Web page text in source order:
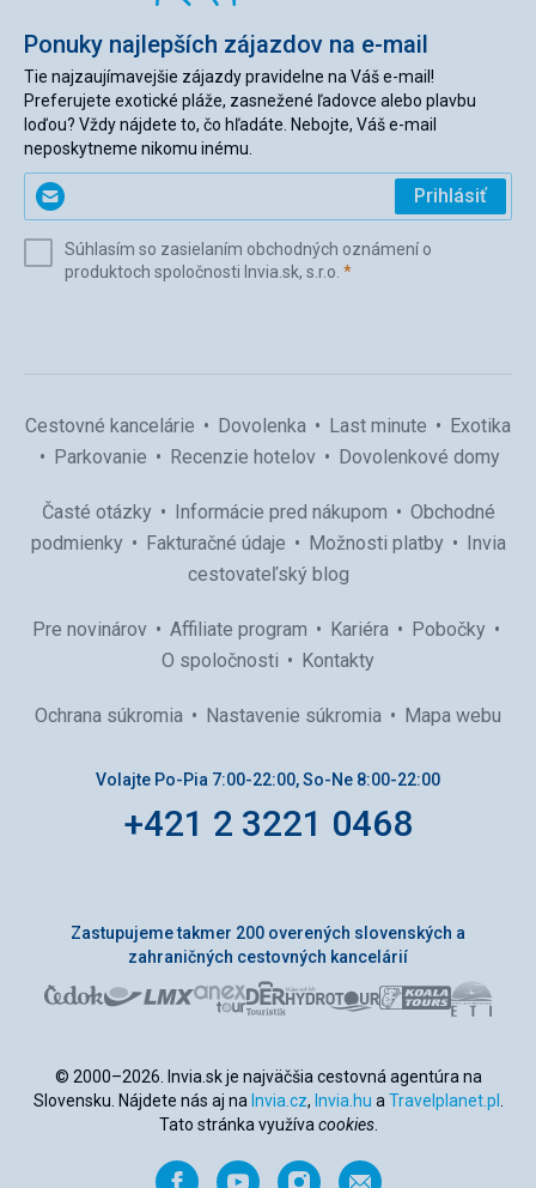
Ponuky najlepších zájazdov na e-mail
Tie najzaujímavejšie zájazdy pravidelne na Váš e-mail!
Preferujete exotické pláže, zasnežené ľadovce alebo plavbu
loďou? Vždy nájdete to, čo hľadáte. Nebojte, Váš e-mail
neposkytneme nikomu inému.
Zadajte
svoj
(povinné)
Prihlásiť
Súhlasím so zasielaním obchodných oznámení o
produktoch spoločnosti Invia.sk, s.r.o. *(povinné)
Cestovné kancelárie Dovolenka Last minute
Exotika
Parkovanie
Recenzie hotelov Dovolenkové domy
Časté otázky Informácie pred nákupom
Obchodné
podmienky
Fakturačné údaje Možnosti platby
Invia
cestovateľský blog
Pre novinárov Affiliate program Kariéra
Pobočky
O spoločnosti
Kontakty
Ochrana súkromia Nastavenie súkromia Mapa webu
Volajte Po-Pia 7:00-22:00, So-Ne 8:00-22:00
+421 2 3221 0468
Zastupujeme takmer 200 overených slovenských a
zahraničných cestovných kancelárií
© 2000–2026. Invia.sk je najväčšia cestovná agentúra na
Slovensku. Nájdete nás aj na Invia.cz, Invia.hu a Travelplanet.pl
Tato stránka využíva cookies.